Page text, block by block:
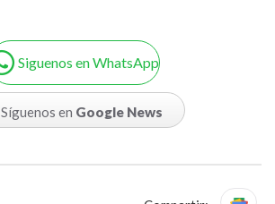
Siguenos en WhatsApp
Síguenos en Google News